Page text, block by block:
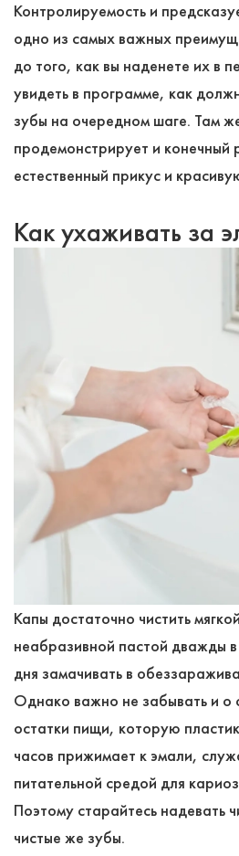
Контролируемость и
одно из самых важных
до того, как вы наденете их в
увидеть в программе, как
зубы на очередном шаге. Там
продемонстрирует и конечный
естественный прикус и
Как ухаживать за
Капы достаточно чистить
неабразивной пастой дважды
дня замачивать в
Однако важно не забывать и о
остатки пищи, которую
часов прижимает к эмали,
питательной средой для
Поэтому старайтесь надевать
чистые же зубы.